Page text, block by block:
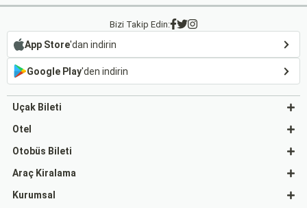
Bizi Takip Edin:
App Store'dan indirin
Google Play'den indirin
Uçak Bileti
Otel
Otobüs Bileti
Araç Kiralama
Kurumsal